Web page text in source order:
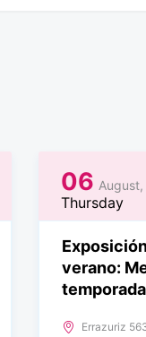
06
Thursday
verano:
temporada
Errazuriz